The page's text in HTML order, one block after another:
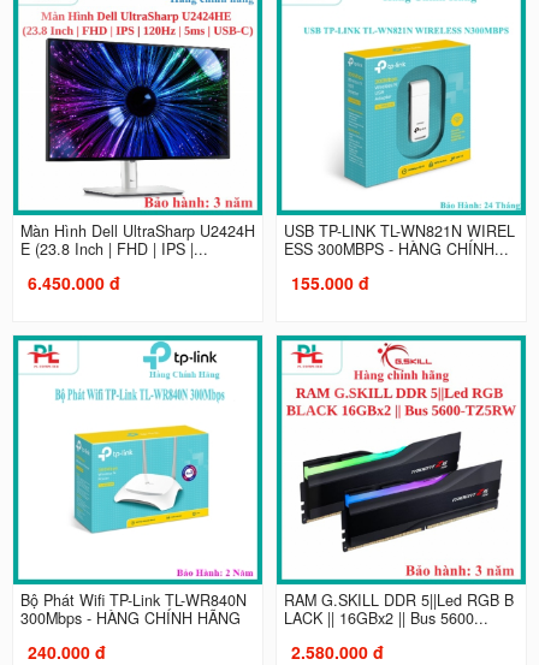
Màn Hình Dell UltraSharp U2424H
E (23.8 Inch | FHD | IPS |...
6.450.000 đ
USB TP-LINK TL-WN821N WIREL
ESS 300MBPS - HÀNG CHÍNH...
155.000 đ
Bộ Phát Wifi TP-Link TL-WR840N
300Mbps - HÀNG CHÍNH HÃNG
240.000 đ
RAM G.SKILL DDR 5||Led RGB B
LACK || 16GBx2 || Bus 5600...
2.580.000 đ